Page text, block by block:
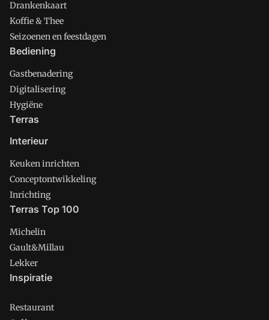
Drankenkaart
Koffie & Thee
Seizoenen en feestdagen
Bediening
Gastbenadering
Digitalisering
Hygiëne
Terras
Interieur
Keuken inrichten
Conceptontwikkeling
Inrichting
Terras Top 100
Michelin
Gault&Millau
Lekker
Inspiratie
Restaurant